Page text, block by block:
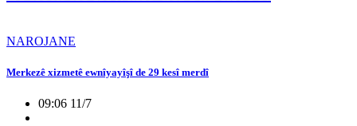
NAROJANE
Merkezê xizmetê ewnîyayîşî de 29 kesî merdî
09:06 11/7